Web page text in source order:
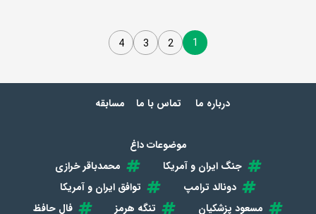
1
2
3
4
درباره ما تماس با ما مسابقه
موضوعات داغ
جنگ ایران و آمریکا
محمدباقر خرازی
دونالد ترامپ
توافق ایران و آمریکا
مسعود پزشکیان
تنگه هرمز فال حافظ